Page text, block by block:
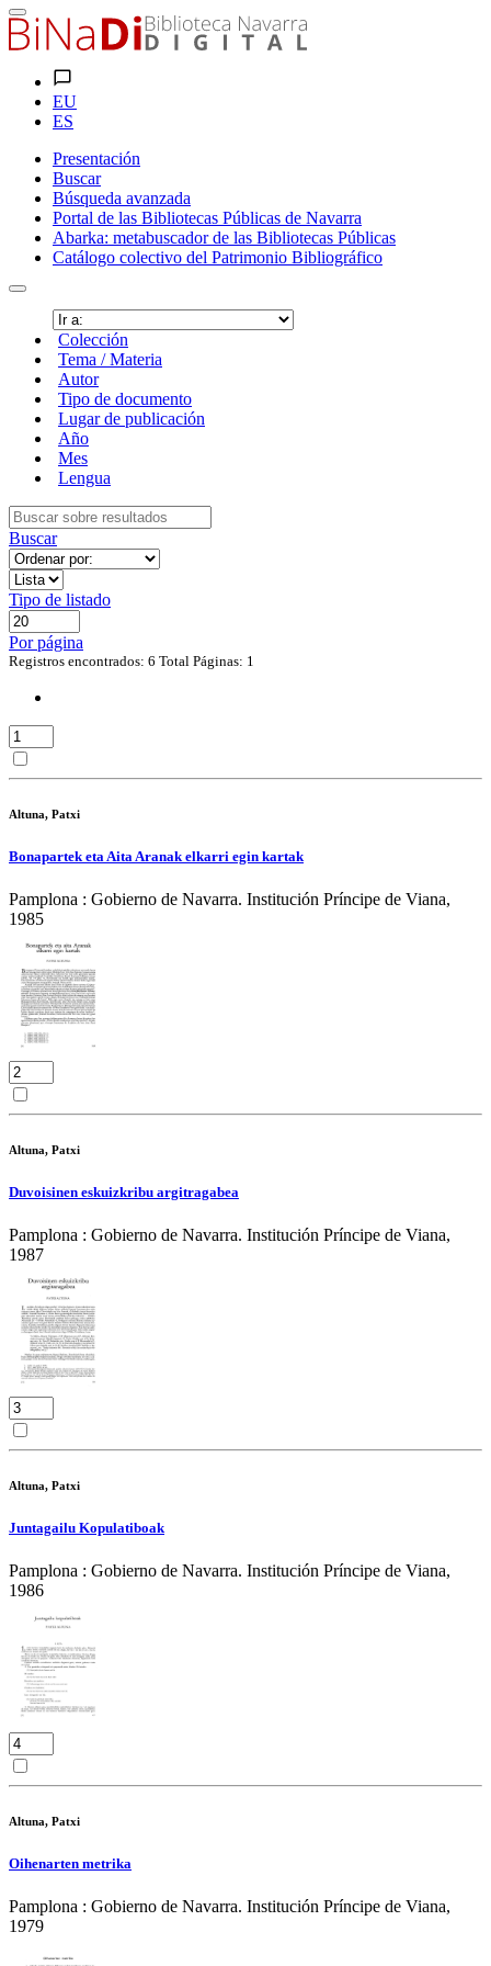
EU
ES
Presentación
Buscar
Búsqueda avanzada
Portal de las Bibliotecas Públicas de Navarra
Abarka: metabuscador de las Bibliotecas Públicas
Catálogo colectivo del Patrimonio Bibliográfico
Colección
Tema / Materia
Autor
Tipo de documento
Lugar de publicación
Año
Mes
Lengua
Buscar
Tipo de listado
Por página
Registros encontrados: 6 Total Páginas: 1
Altuna, Patxi
Bonapartek eta Aita Aranak elkarri egin kartak
Pamplona : Gobierno de Navarra. Institución Príncipe de Viana,
1985
Altuna, Patxi
Duvoisinen eskuizkribu argitragabea
Pamplona : Gobierno de Navarra. Institución Príncipe de Viana,
1987
Altuna, Patxi
Juntagailu Kopulatiboak
Pamplona : Gobierno de Navarra. Institución Príncipe de Viana,
1986
Altuna, Patxi
Oihenarten metrika
Pamplona : Gobierno de Navarra. Institución Príncipe de Viana,
1979